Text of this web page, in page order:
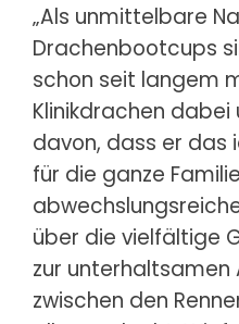
„Als unmittelbare
Drachenbootcups
schon seit langem
Klinikdrachen
davon, dass er
für die ganze
über die vielfältige
zur
zwischen den